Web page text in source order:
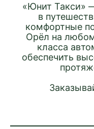
«Юнит Такси»
в
комфортные
Орёл на
класса
обеспечить